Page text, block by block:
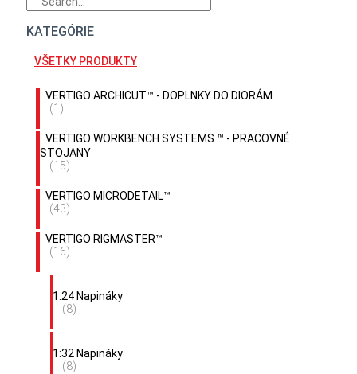
KATEGÓRIE
VŠETKY PRODUKTY
VERTIGO ARCHICUT™ - DOPLNKY DO DIORÁM
(1)
VERTIGO WORKBENCH SYSTEMS ™ - PRACOVNÉ
STOJANY
(15)
VERTIGO MICRODETAIL™
(43)
VERTIGO RIGMASTER™
(16)
1:24 Napináky
(8)
1:32 Napináky
(8)